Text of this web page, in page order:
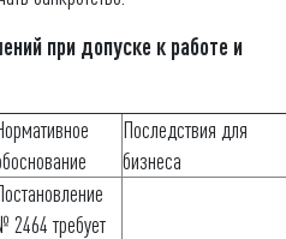
при допуске к работе и
Последствия для
бизнеса
2464 требует